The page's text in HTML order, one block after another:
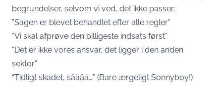
begrundelser, selvom vi ved, det ikke passer:
”Sagen er blevet behandlet efter alle regler”
”Vi skal afprøve den billigeste indsats først”
”Det er ikke vores ansvar, det ligger i den anden
sektor”
“Tidligt skadet, såååå….” (Bare ærgeligt Sonnyboy!)